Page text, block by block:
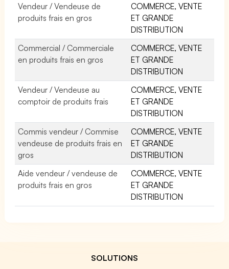
Vendeur / Vendeuse de
produits frais en gros
COMMERCE, VENTE
ET GRANDE
DISTRIBUTION
Commercial / Commerciale
en produits frais en gros
COMMERCE, VENTE
ET GRANDE
DISTRIBUTION
Vendeur / Vendeuse au
comptoir de produits frais
COMMERCE, VENTE
ET GRANDE
DISTRIBUTION
Commis vendeur / Commise
vendeuse de produits frais en
gros
COMMERCE, VENTE
ET GRANDE
DISTRIBUTION
Aide vendeur / vendeuse de
produits frais en gros
COMMERCE, VENTE
ET GRANDE
DISTRIBUTION
SOLUTIONS